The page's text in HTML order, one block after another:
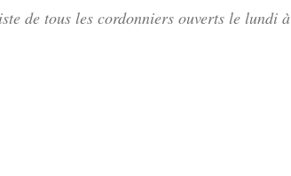
de tous les cordonniers ouverts le lundi à